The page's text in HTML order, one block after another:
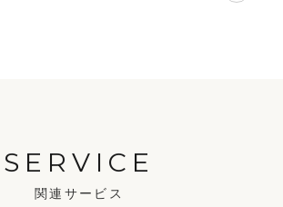
SERVICE
関連サービス